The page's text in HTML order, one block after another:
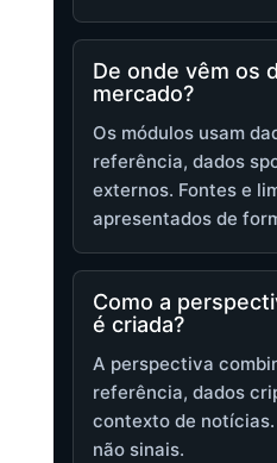
De onde vêm os
mercado?
Os módulos usam
referência, dados
externos. Fontes e
apresentados de
Como a
é criada?
A perspectiva
referência, dados
contexto de
não sinais.